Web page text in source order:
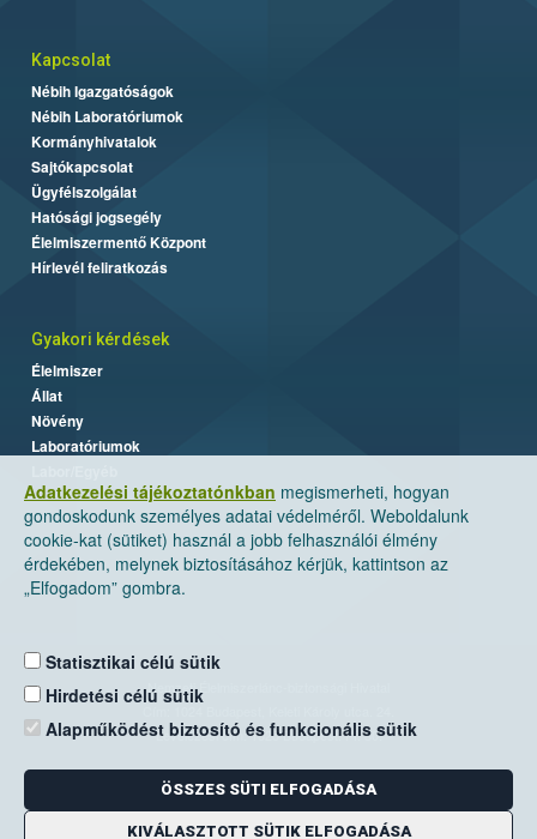
Adatkezelési tájékoztatónkban megismerheti, hogyan
gondoskodunk személyes adatai védelméről. Weboldalunk
cookie-kat (sütiket) használ a jobb felhasználói élmény
érdekében, melynek biztosításához kérjük, kattintson az
„Elfogadom” gombra.
Statisztikai célú sütik
Hirdetési célú sütik
Alapműködést biztosító és funkcionális sütik
ÖSSZES SÜTI ELFOGADÁSA
KIVÁLASZTOTT SÜTIK ELFOGADÁSA
Kapcsolat
Nébih Igazgatóságok
Nébih Laboratóriumok
Kormányhivatalok
Sajtókapcsolat
Ügyfélszolgálat
Hatósági jogsegély
Élelmiszermentő Központ
Hírlevél feliratkozás
Gyakori kérdések
Élelmiszer
Állat
Növény
Laboratóriumok
Nemzeti Élelmiszerlánc-biztonsági Hivatal
Levelezési cím: 1525 Budapest. Pf. 30.
E-mail:ugyfelszolgalat@nebih.gov.hu
Zöld szám: 06-80/263-244